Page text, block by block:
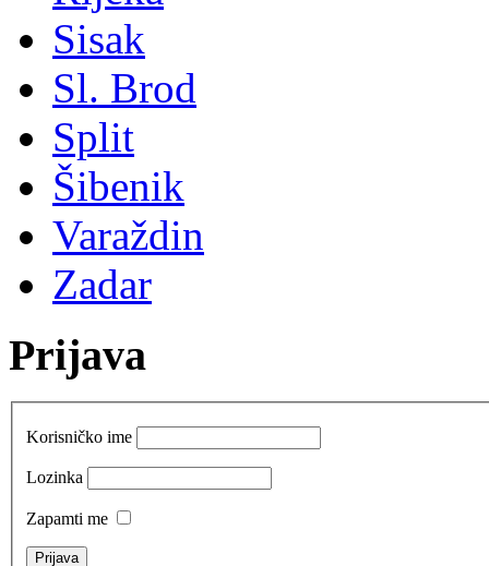
Sisak
Sl. Brod
Split
Šibenik
Varaždin
Zadar
Prijava
Korisničko ime
Lozinka
Zapamti me